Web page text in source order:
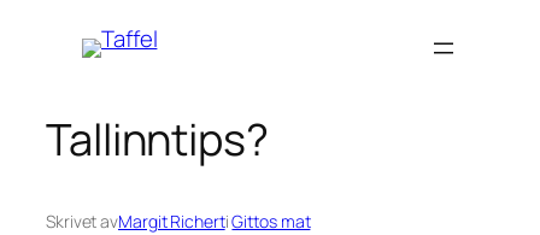
Tallinntips?
Skrivet avMargit RichertiGittos mat